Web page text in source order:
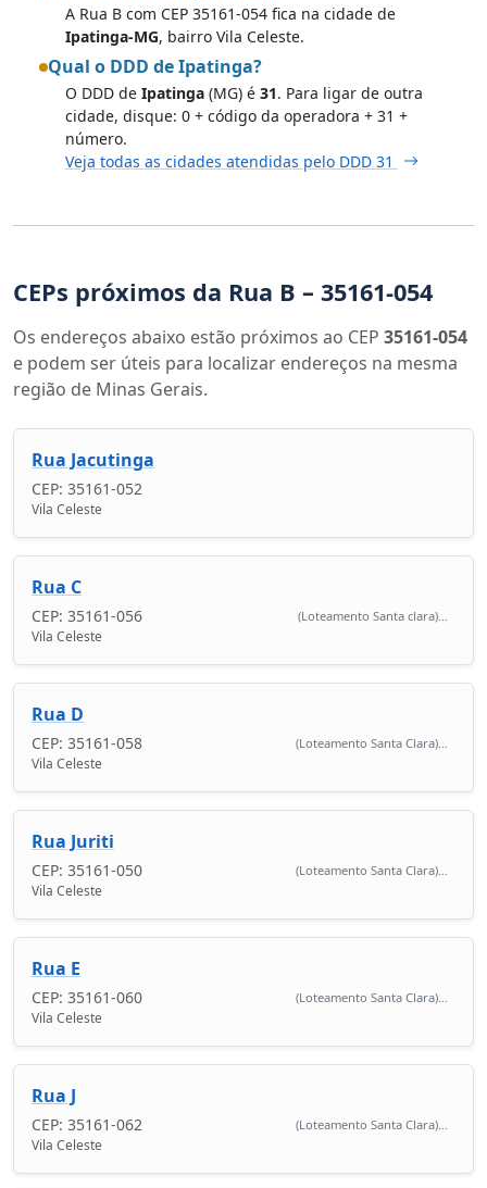
A Rua B com CEP 35161-054 fica na cidade de
Ipatinga-MG, bairro Vila Celeste.
Qual o DDD de Ipatinga?
O DDD de Ipatinga (MG) é 31. Para ligar de outra
cidade, disque: 0 + código da operadora + 31 +
número.
Veja todas as cidades atendidas pelo DDD 31
CEPs próximos da Rua B – 35161-054
Os endereços abaixo estão próximos ao CEP 35161-054
e podem ser úteis para localizar endereços na mesma
região de Minas Gerais.
Rua Jacutinga
CEP: 35161-052
Vila Celeste
Rua C
CEP: 35161-056 (Loteamento Santa clara)...
Vila Celeste
Rua D
CEP: 35161-058 (Loteamento Santa Clara)...
Vila Celeste
Rua Juriti
CEP: 35161-050 (Loteamento Santa Clara)...
Vila Celeste
Rua E
CEP: 35161-060 (Loteamento Santa Clara)...
Vila Celeste
Rua J
CEP: 35161-062 (Loteamento Santa Clara)...
Vila Celeste